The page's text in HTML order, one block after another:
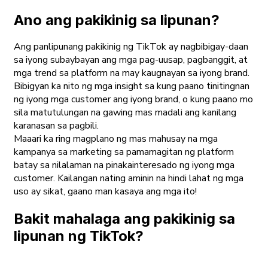
Ano ang pakikinig sa lipunan?
Ang panlipunang pakikinig ng TikTok ay nagbibigay-daan
sa iyong subaybayan ang mga pag-uusap, pagbanggit, at
mga trend sa platform na may kaugnayan sa iyong brand.
Bibigyan ka nito ng mga insight sa kung paano tinitingnan
ng iyong mga customer ang iyong brand, o kung paano mo
sila matutulungan na gawing mas madali ang kanilang
karanasan sa pagbili.
Maaari ka ring magplano ng mas mahusay na mga
kampanya sa marketing sa pamamagitan ng platform
batay sa nilalaman na pinakainteresado ng iyong mga
customer. Kailangan nating aminin na hindi lahat ng mga
uso ay sikat, gaano man kasaya ang mga ito!
Bakit mahalaga ang pakikinig sa
lipunan ng TikTok?